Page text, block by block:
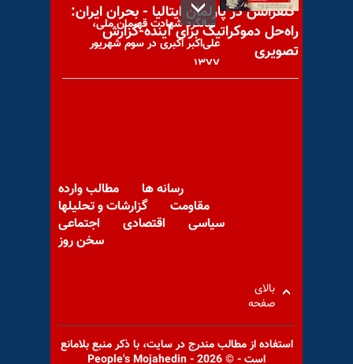
سالگرد شهادت قهرمان ملی،
علی‌اکبر اکبری در سوم شهریور
۱۳۷۷
کنفرانس در پارلمان ایتالیا - بحران ایران:
راه‌حل دموکراتیک برای آینده-گزارش
تصویری
مطالب وارده
رسانه ها
گزارشات و تحلیلها
مقاومت
اجتماعی
اقتصادی
سیاسی
سخن روز
بالای
صفحه
استفاده از مطالب مندرج در سايت، با ذكر منبع بلامانع
است - © 2026 - People's Mojahedin